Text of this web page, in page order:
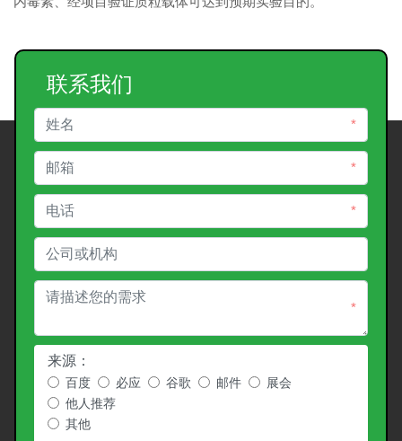
联系我们
*
*
*
*
来源：
百度 必应 谷歌 邮件
展会
他人推荐
其他